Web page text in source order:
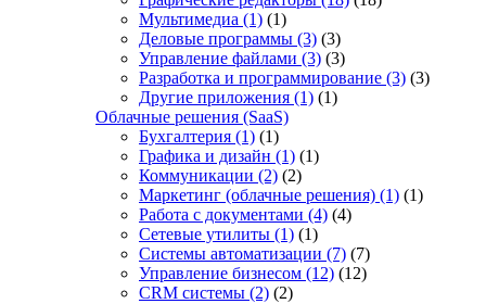
Мультимедиа (1) (1)
Деловые программы (3) (3)
Управление файлами (3) (3)
Разработка и программирование (3) (3)
Другие приложения (1) (1)
Облачные решения (SaaS)
Бухгалтерия (1) (1)
Графика и дизайн (1) (1)
Коммуникации (2) (2)
Маркетинг (облачные решения) (1) (1)
Работа с документами (4) (4)
Сетевые утилиты (1) (1)
Системы автоматизации (7) (7)
Управление бизнесом (12) (12)
CRM системы (2) (2)